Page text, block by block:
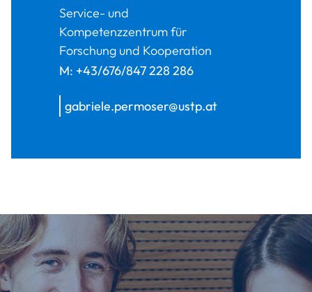
Service- und
Kompetenzzentrum für
Forschung und Kooperation
M: +43/676/847 228 286
gabriele.permoser@ustp.at